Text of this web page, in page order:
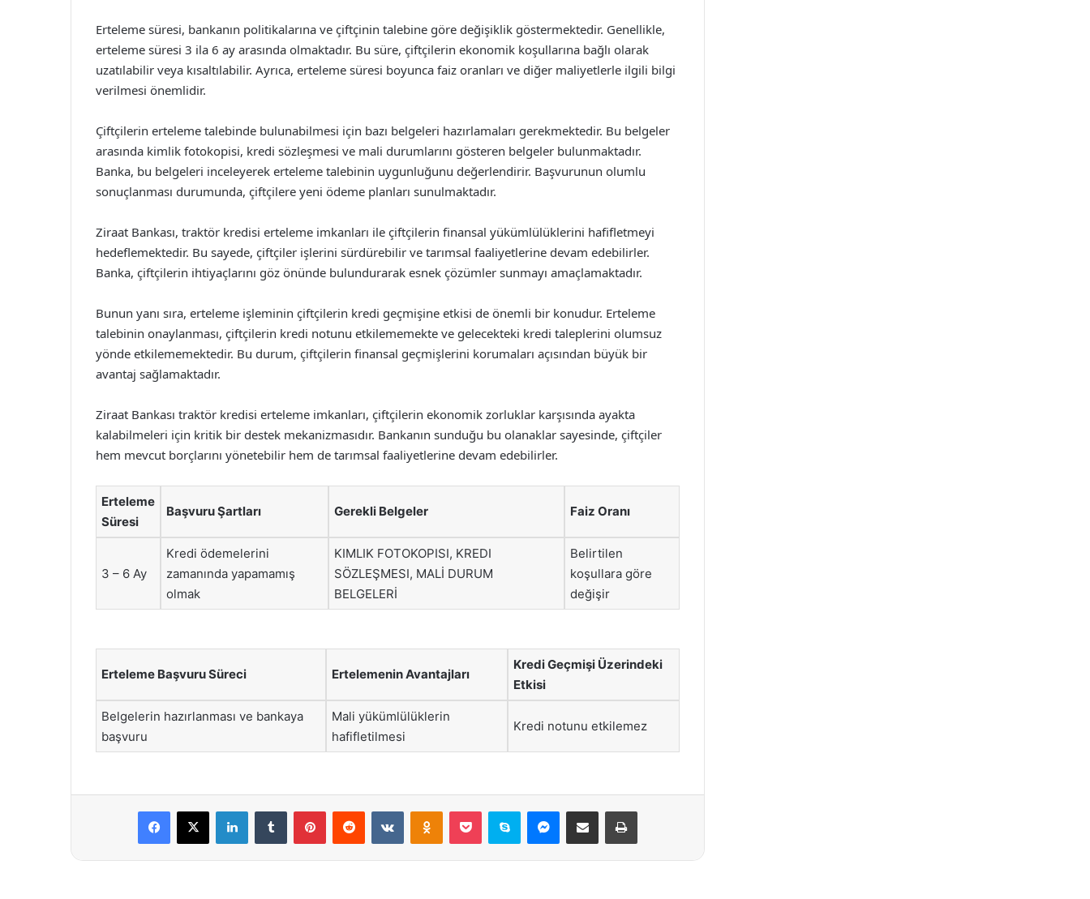
Erteleme süresi, bankanın politikalarına ve çiftçinin talebine göre değişiklik göstermektedir. Genellikle,
erteleme süresi 3 ila 6 ay arasında olmaktadır. Bu süre, çiftçilerin ekonomik koşullarına bağlı olarak
uzatılabilir veya kısaltılabilir. Ayrıca, erteleme süresi boyunca faiz oranları ve diğer maliyetlerle ilgili bilgi
verilmesi önemlidir.
Çiftçilerin erteleme talebinde bulunabilmesi için bazı belgeleri hazırlamaları gerekmektedir. Bu belgeler
arasında kimlik fotokopisi, kredi sözleşmesi ve mali durumlarını gösteren belgeler bulunmaktadır.
Banka, bu belgeleri inceleyerek erteleme talebinin uygunluğunu değerlendirir. Başvurunun olumlu
sonuçlanması durumunda, çiftçilere yeni ödeme planları sunulmaktadır.
Ziraat Bankası, traktör kredisi erteleme imkanları ile çiftçilerin finansal yükümlülüklerini hafifletmeyi
hedeflemektedir. Bu sayede, çiftçiler işlerini sürdürebilir ve tarımsal faaliyetlerine devam edebilirler.
Banka, çiftçilerin ihtiyaçlarını göz önünde bulundurarak esnek çözümler sunmayı amaçlamaktadır.
Bunun yanı sıra, erteleme işleminin çiftçilerin kredi geçmişine etkisi de önemli bir konudur. Erteleme
talebinin onaylanması, çiftçilerin kredi notunu etkilememekte ve gelecekteki kredi taleplerini olumsuz
yönde etkilememektedir. Bu durum, çiftçilerin finansal geçmişlerini korumaları açısından büyük bir
avantaj sağlamaktadır.
Ziraat Bankası traktör kredisi erteleme imkanları, çiftçilerin ekonomik zorluklar karşısında ayakta
kalabilmeleri için kritik bir destek mekanizmasıdır. Bankanın sunduğu bu olanaklar sayesinde, çiftçiler
hem mevcut borçlarını yönetebilir hem de tarımsal faaliyetlerine devam edebilirler.
Erteleme
Süresi
Başvuru Şartları Gerekli Belgeler Faiz Oranı
3 – 6 Ay
Kredi ödemelerini
zamanında yapamamış
olmak
KIMLIK FOTOKOPISI, KREDI
SÖZLEŞMESI, MALİ DURUM
BELGELERİ
Belirtilen
koşullara göre
değişir
Erteleme Başvuru Süreci Ertelemenin Avantajları
Kredi Geçmişi Üzerindeki
Etkisi
Belgelerin hazırlanması ve bankaya
başvuru
Mali yükümlülüklerin
hafifletilmesi
Kredi notunu etkilemez
Facebook
X LinkedInTumblr PinterestReddit VKontakteOdnoklassniki
Pocket Skype Messenger
E-Posta ile paylaş Yazdır